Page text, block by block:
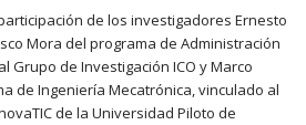
de los investigadores Ernesto
Mora del programa de Administración
Grupo de Investigación ICO y Marco
de Ingeniería Mecatrónica, vinculado al
de la Universidad Piloto de